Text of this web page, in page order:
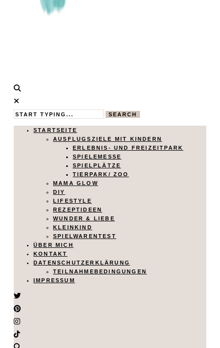
Calistas
Traum
MAMABLOG
SEARCH
STARTSEITE
AUSFLUGSZIELE MIT KINDERN
ERLEBNIS- UND FREIZEITPARK
SPIELEMESSE
SPIELPLÄTZE
TIERPARK/ ZOO
MAMA GLOW
DIY
LIFESTYLE
REZEPTIDEEN
WUNDER & LIEBE
KLEINKIND
SPIELWARENTEST
ÜBER MICH
KONTAKT
DATENSCHUTZERKLÄRUNG
TEILNAHMEBEDINGUNGEN
IMPRESSUM